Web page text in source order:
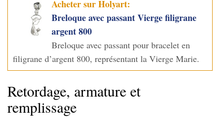
Acheter sur Holyart:
Breloque avec passant Vierge filigrane
argent 800
Breloque avec passant pour bracelet en
filigrane d’argent 800, représentant la Vierge Marie.
Retordage, armature et
remplissage